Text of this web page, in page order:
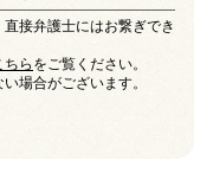
接弁護士にはお繋ぎでき
ちら をご覧ください。
場合がございます。